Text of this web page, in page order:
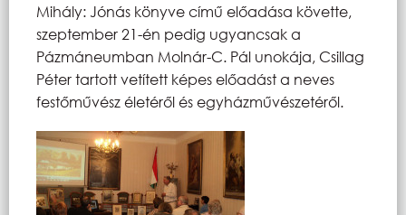
Mihály: Jónás könyve című előadása követte,
szeptember 21-én pedig ugyancsak a
Pázmáneumban Molnár-C. Pál unokája, Csillag
Péter tartott vetített képes előadást a neves
festőművész életéről és egyházművészetéről.